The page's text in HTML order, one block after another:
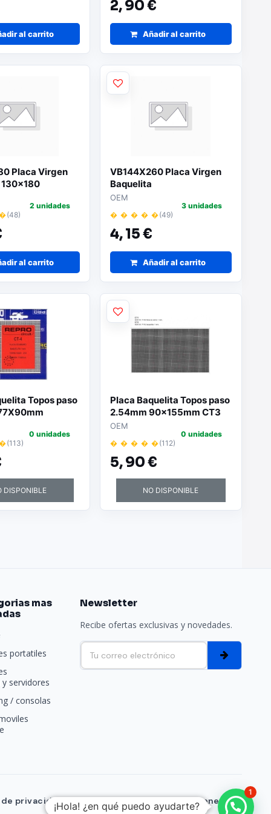
al carrito
2,90 €
Añadir al carrito
Placa Virgen
(48)
2 unidades
al carrito
VB144X260 Placa Virgen
Baquelita
OEM
� � � � �(49)
4,15 €
3 unidades
Añadir al carrito
Topos paso
(113)
0 unidades
DISPONIBLE
Placa Baquelita Topos paso
2.54mm 90x155mm CT3
OEM
� � � � �(112)
5,90 €
0 unidades
NO DISPONIBLE
mas
portatiles
servidores
/ consolas
Newsletter
Recibe ofertas exclusivas y novedades.
privacidadFormas de pagoCondiciones Generales
1
¡Hola! ¿en qué puedo ayudarte?